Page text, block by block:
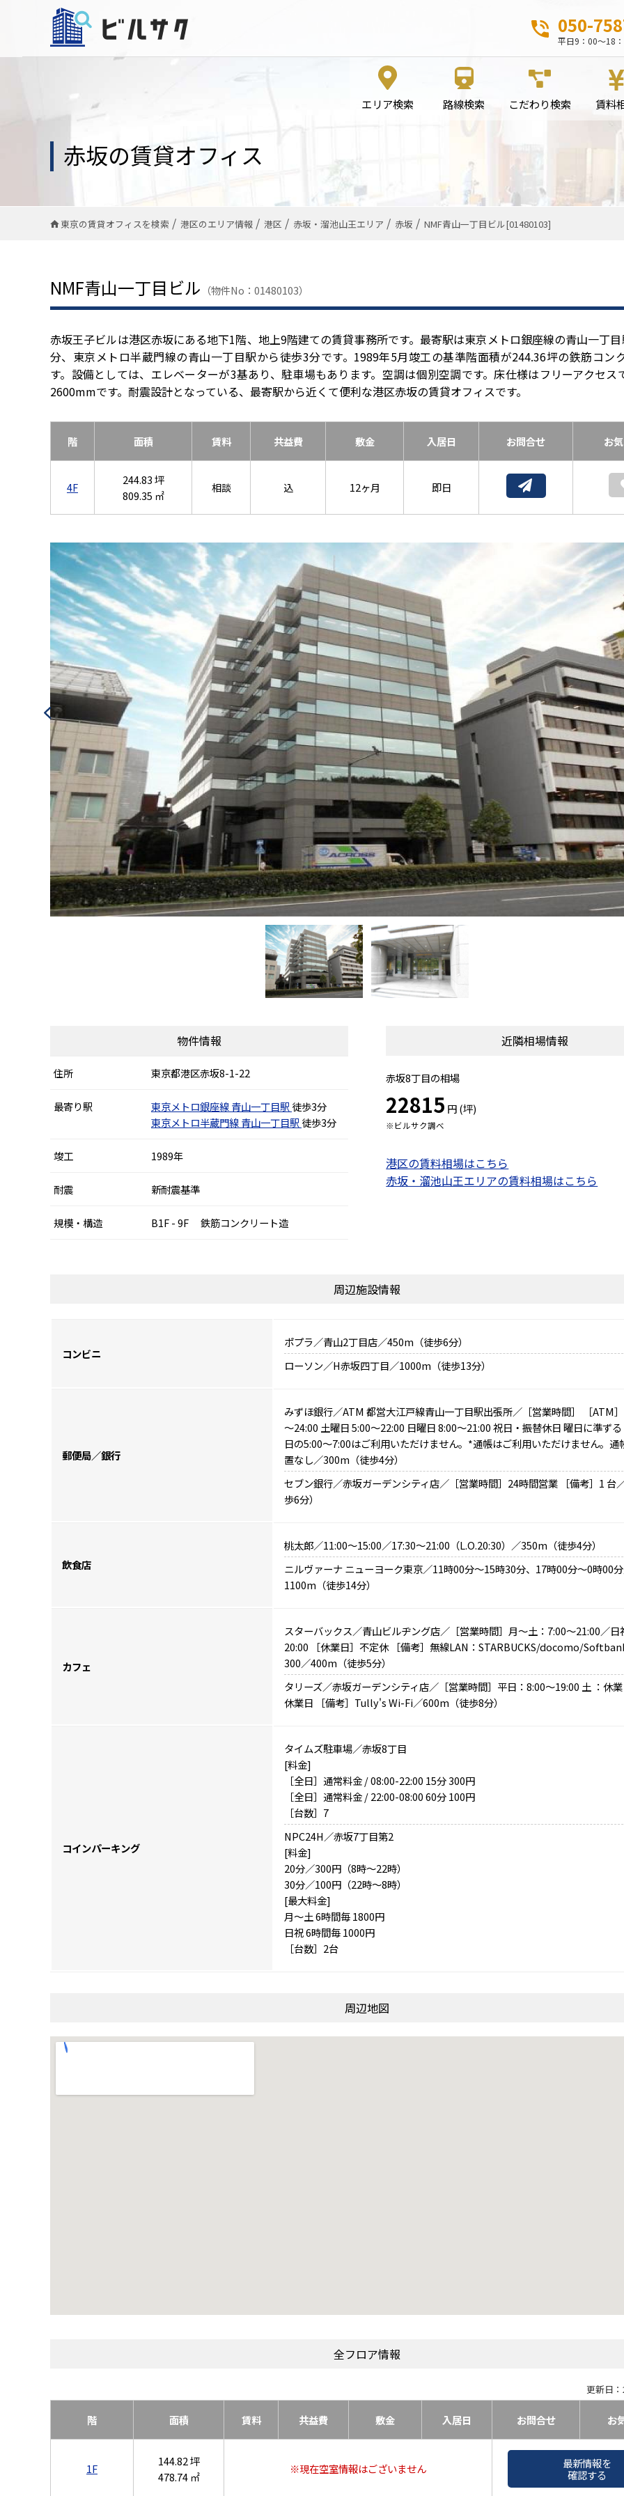
050-
平日9：00～18
エリア検索 路線検索 こだわり検索 賃料
赤坂の賃貸オフィス
東京の賃貸オフィスを検索 港区のエリア情報 港区 赤坂・溜池山王エリア 赤坂 NMF青山一丁目ビル[01480103]
NMF青山一丁目ビル （物件No：01480103）
赤坂王子ビルは港区赤坂にある地下1階、地上9階建ての賃貸事務所です。最寄駅は東京メトロ銀座線の青山一丁
分、東京メトロ半蔵門線の青山一丁目駅から徒歩3分です。1989年5月竣工の基準階面積が244.36坪の鉄筋コン
す。設備としては、エレベーターが3基あり、駐車場もあります。空調は個別空調です。床仕様はフリーアクセス
2600mmです。耐震設計となっている、最寄駅から近くて便利な港区赤坂の賃貸オフィスです。
階 面積 賃料 共益費 敷金 入居日 お問合せ お
4F
244.83 坪
809.35 ㎡
相談 込 12ヶ月 即日
物件情報
住所 東京都港区赤坂8-1-22
最寄り駅 東京メトロ銀座線青山一丁目駅 徒歩3分
東京メトロ半蔵門線青山一丁目駅 徒歩3分
竣工 1989年
耐震 新耐震基準
規模・構造 B1F - 9F 鉄筋コンクリート造
近隣相場情報
赤坂8丁目の相場
22815 円 (坪)
※ビルサク調べ
港区の賃料相場はこちら
赤坂・溜池山王エリアの賃料相場はこちら
周辺施設情報
コンビニ
ポプラ／青山2丁目店／450m（徒歩6分）
ローソン／H赤坂四丁目／1000m（徒歩13分）
郵便局／銀行
みずほ銀行／ATM 都営大江戸線青山一丁目駅出張所／［営業時間］ ［ATM
～24:00 土曜日 5:00～22:00 日曜日 8:00～21:00 祝日・振替休日 曜日に準ず
日の5:00～7:00はご利用いただけません。*通帳はご利用いただけません。通
置なし／300m（徒歩4分）
セブン銀行／赤坂ガーデンシティ店／［営業時間］24時間営業 ［備考］1 台
歩6分）
飲食店
桃太郎／11:00～15:00／17:30～21:00（L.O.20:30）／350m（徒歩4分）
ニルヴァーナ ニューヨーク東京／11時00分～15時30分、17時00分～0時00
1100m（徒歩14分）
カフェ
スターバックス／青山ビルヂング店／［営業時間］月～土：7:00～21:00／日
20:00 ［休業日］不定休 ［備考］無線LAN：STARBUCKS/docomo/
300／400m（徒歩5分）
タリーズ／赤坂ガーデンシティ店／［営業時間］平日：8:00～19:00 土 ：休
休業日 ［備考］Tully's Wi-Fi／600m（徒歩8分）
コインパーキング
タイムズ駐車場／赤坂8丁目
[料金]
［全日］通常料金 / 08:00-22:00 15分 300円
［全日］通常料金 / 22:00-08:00 60分 100円
［台数］7
NPC24H／赤坂7丁目第2
[料金]
20分／300円（8時～22時）
30分／100円（22時～8時）
[最大料金]
月～土 6時間毎 1800円
日祝 6時間毎 1000円
［台数］2台
周辺地図
全フロア情報
更新日
階 面積 賃料 共益費 敷金 入居日 お問合せ お
1F
144.82 坪
478.74 ㎡
※現在空室情報はございません
最新情報を
確認する